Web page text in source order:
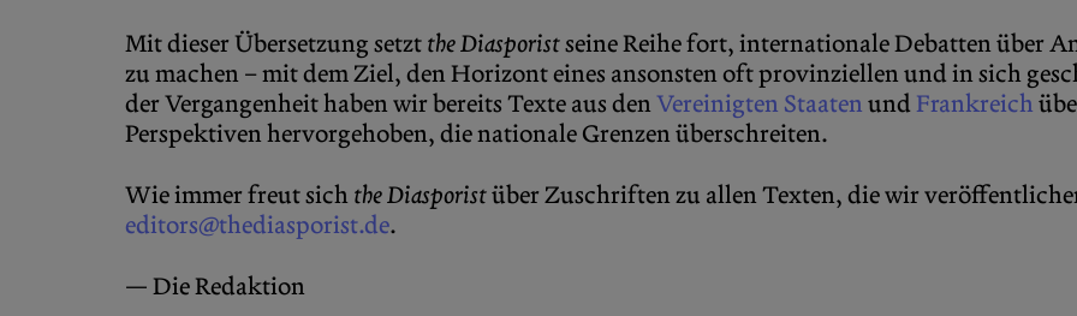
Mit dieser Übersetzung setzt the Diasporistseine Reihe fort, internationale Debatten über
zu machen – mit dem Ziel, den Horizont eines ansonsten oft provinziellen und in sich
der Vergangenheit haben wir bereits Texte aus denVereinigten Staaten undFrankreich
Perspektiven hervorgehoben, die nationale Grenzen überschreiten.
Wie immer freut sich the Diasporistüber Zuschriften zu allen Texten, die wir
editors@thediasporist.de.
— Die Redaktion